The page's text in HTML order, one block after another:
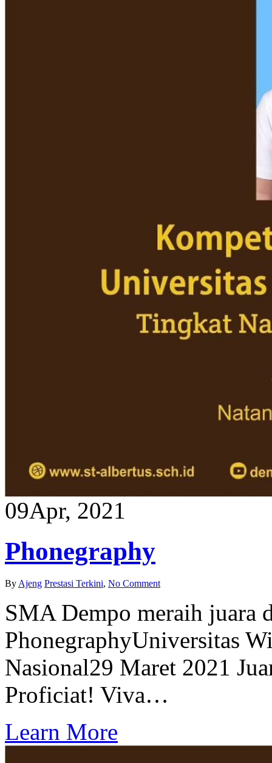
09Apr, 2021
Phonegraphy
By Ajeng Prestasi Terkini, No Comment
SMA Dempo meraih juara
PhonegraphyUniversitas
Nasional29 Maret 2021
Proficiat! Viva…
Learn More